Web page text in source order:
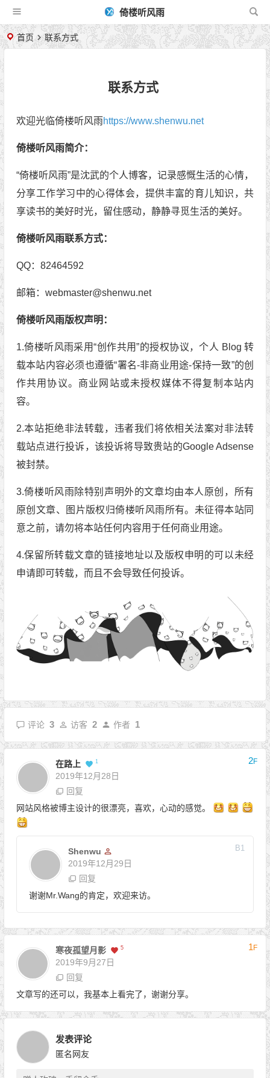
倚楼听风雨
首页 联系方式
联系方式
欢迎光临倚楼听风雨https://www.shenwu.net
倚楼听风雨简介：
“倚楼听风雨”是沈武的个人博客，记录感慨生活的心情，
分享工作学习中的心得体会，提供丰富的育儿知识，共
享读书的美好时光，留住感动，静静寻觅生活的美好。
倚楼听风雨联系方式：
QQ：82464592
邮箱：webmaster@shenwu.net
倚楼听风雨版权声明：
1.倚楼听风雨采用“创作共用”的授权协议，个人 Blog 转
载本站内容必须也遵循“署名-非商业用途-保持一致”的创
作共用协议。商业网站或未授权媒体不得复制本站内
容。
2.本站拒绝非法转载，违者我们将依相关法案对非法转
载站点进行投诉，该投诉将导致贵站的Google Adsense
被封禁。
3.倚楼听风雨除特别声明外的文章均由本人原创，所有
原创文章、图片版权归倚楼听风雨所有。未征得本站同
意之前，请勿将本站任何内容用于任何商业用途。
4.保留所转载文章的链接地址以及版权申明的可以未经
申请即可转载，而且不会导致任何投诉。
评论 3 访客 2 作者 1
在路上 1
2019年12月28日
2F
回复
网站风格被博主设计的很漂亮，喜欢，心动的感觉。
Shenwu
2019年12月29日
B1
回复
谢谢Mr.Wang的肯定，欢迎来访。
寒夜孤望月影 5
2019年9月27日
1 F
回复
文章写的还可以，我基本上看完了，谢谢分享。
发表评论
匿名网友